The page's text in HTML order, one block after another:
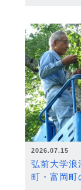
2026.07.15
弘前大学
町・富岡町